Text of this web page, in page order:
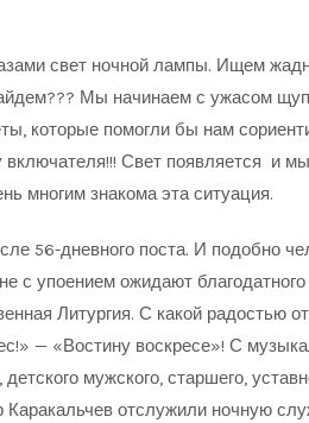
свет ночной лампы. Ищем
Мы начинаем с ужасом
которые помогли бы нам
включателя!!! Свет появляется и
многим знакома эта ситуация.
56-дневного поста. И подобно
с упоением ожидают благодатного
Литургия. С какой радостью
— «Востину воскресе»! С
мужского, старшего,
Каракальчев отслужили ночную